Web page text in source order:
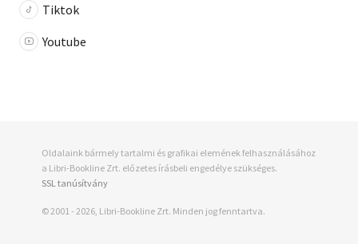
Tiktok
Youtube
Oldalaink bármely tartalmi és grafikai elemének felhasználásához
a Libri-Bookline Zrt. előzetes írásbeli engedélye szükséges.
SSL tanúsítvány
© 2001 - 2026, Libri-Bookline Zrt. Minden jog fenntartva.